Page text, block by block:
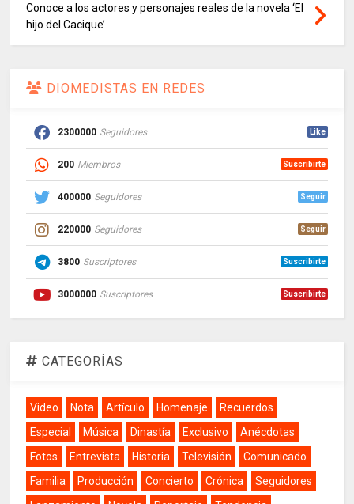
Conoce a los actores y personajes reales de la novela ‘El
hijo del Cacique’
DIOMEDISTAS EN REDES
2300000 Seguidores Like
200 Miembros Suscribirte
400000 Seguidores Seguir
220000 Seguidores Seguir
3800 Suscriptores Suscribirte
3000000 Suscriptores Suscribirte
CATEGORÍAS
Video Nota Artículo Homenaje
Recuerdos
Especial
Música Dinastía Exclusivo
Anécdotas
Fotos
Entrevista Historia Televisión
Comunicado
Familia
Producción Concierto Crónica
Seguidores